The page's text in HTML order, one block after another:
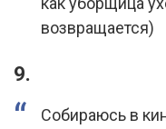
возвращается)
9.
Собираюсь в